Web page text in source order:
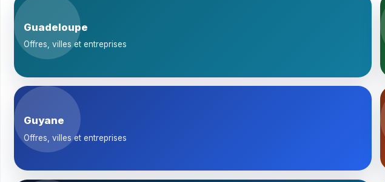
Guadeloupe
Offres, villes et entreprises
Guyane
Offres, villes et entreprises